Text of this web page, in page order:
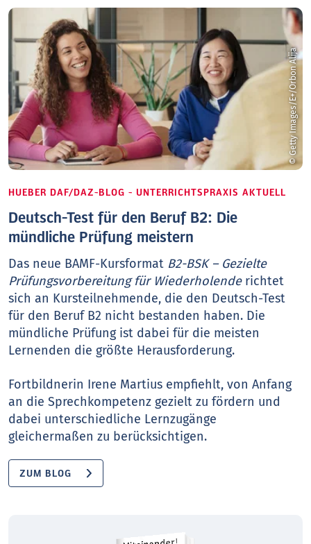
© Getty Images/E+/Orbon Alija
HUEBER DAF/DAZ-BLOG - UNTERRICHTSPRAXIS AKTUELL
Deutsch-Test für den Beruf B2: Die
mündliche Prüfung meistern
Das neue BAMF-Kursformat B2-BSK – Gezielte
Prüfungsvorbereitung für Wiederholenderichtet
sich an Kursteilnehmende, die den Deutsch-Test
für den Beruf B2 nicht bestanden haben. Die
mündliche Prüfung ist dabei für die meisten
Lernenden die größte Herausforderung.
Fortbildnerin Irene Martius empfiehlt, von Anfang
an die Sprechkompetenz gezielt zu fördern und
dabei unterschiedliche Lernzugänge
gleichermaßen zu berücksichtigen.
ZUM BLOG